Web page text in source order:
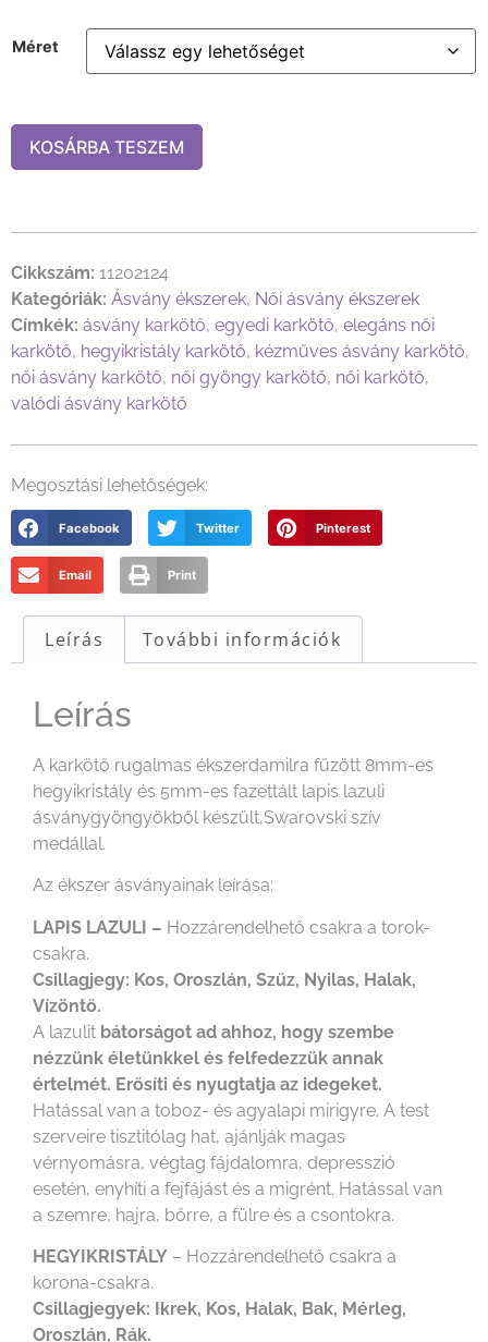
Méret
KOSÁRBA TESZEM
Cikkszám: 11202124
Kategóriák: Ásvány ékszerek, Női ásvány ékszerek
Címkék: ásvány karkötő, egyedi karkötő, elegáns női
karkötő, hegyikristály karkötő, kézműves ásvány karkötő,
női ásvány karkötő, női gyöngy karkötő, női karkötő,
valódi ásvány karkötő
Megosztási lehetőségek:
Facebook Twitter Pinterest
Email Print
Leírás További információk
Leírás
A karkötő rugalmas ékszerdamilra fűzött 8mm-es
hegyikristály és 5mm-es fazettált lapis lazuli
ásványgyöngyökből készült,Swarovski szív
medállal.
Az ékszer ásványainak leírása:
LAPIS LAZULI – Hozzárendelhető csakra a torok-
csakra.
Csillagjegy: Kos, Oroszlán, Szűz, Nyilas, Halak,
Vízöntő.
A lazulit bátorságot ad ahhoz, hogy szembe
nézzünk életünkkel és felfedezzük annak
értelmét. Erősíti és nyugtatja az idegeket.
Hatással van a toboz- és agyalapi mirigyre. A test
szerveire tisztitólag hat, ajánlják magas
vérnyomásra, végtag fájdalomra, depresszió
esetén, enyhíti a fejfájást és a migrént. Hatással van
a szemre, hajra, bőrre, a fülre és a csontokra.
HEGYIKRISTÁLY – Hozzárendelhető csakra a
korona-csakra.
Csillagjegyek: Ikrek, Kos, Halak, Bak, Mérleg,
Oroszlán, Rák.